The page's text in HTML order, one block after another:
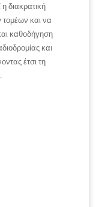
διακρατική
τομέων και να
καθοδήγηση
και
έτσι τη